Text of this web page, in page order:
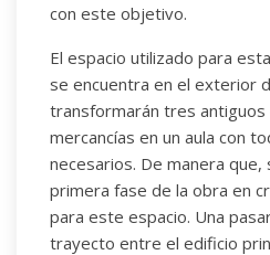
con este objetivo.
El espacio utilizado para
se encuentra en el exterior
transformarán tres
mercancías en un aula con
necesarios. De manera que,
primera fase de la obra en
para este espacio. Una
trayecto entre el edificio